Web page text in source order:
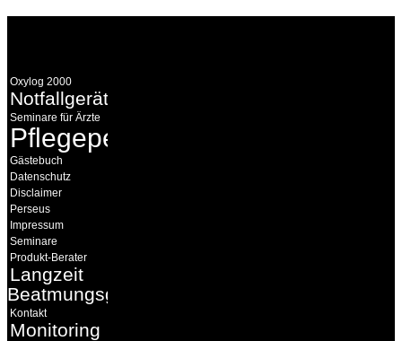
Oxylog 2000
Notfallgeräte
Seminare für Ärzte
Pflegepersonal
Gästebuch
Datenschutz
Disclaimer
Perseus
Impressum
Seminare
Produkt-Berater
Langzeit
Beatmungsgeräte
Kontakt
Monitoring